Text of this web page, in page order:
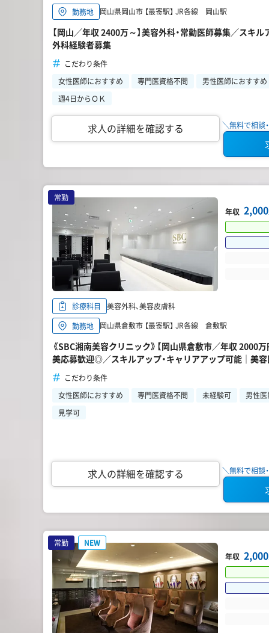
勤務地 岡山県岡山市 【最寄駅】 JR各線 岡山駅
【岡山／年収 2400万～】美容外科・常勤医師募集／スキ
外科経験者募集
こだわり条件
女性医師におすすめ
専門医資格不問
男性医師におすすめ
週4日からＯＫ
求人の詳細を確認する ＼無料で相談
常勤
年収
診療科目
美容外科、美容皮膚科
勤務地
岡山県倉敷市 【最寄駅】 JR各線 倉敷駅
《SBC湘南美容クリニック》【岡山県倉敷市／年収 2000
美応募歓迎◎／スキルアップ・キャリアアップ可能｜美
こだわり条件
女性医師におすすめ
専門医資格不問 未経験可
男性
見学可
求人の詳細を確認する ＼無料で相談
常勤
NEW
年収